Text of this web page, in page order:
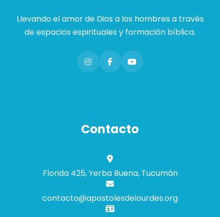
Llevando el amor de Dios a los hombres a través
de espacios espirituales y formación bíblica.
Contacto
Florida 425, Yerba Buena, Tucumán
contacto@apostolesdelourdes.org